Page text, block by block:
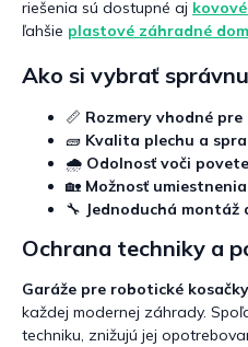
riešenia sú dostupné aj
ľahšie plastové záhradné
Ako si vybrať
📏 Rozmery vhodné
🧱 Kvalita plechu a
🌧️ Odolnosť voči
🏡 Možnosť
🔧 Jednoduchá montáž
Ochrana techniky a
Garáže pre robotické kosačky
každej modernej záhrady.
techniku, znižujú jej